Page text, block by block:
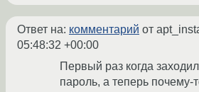
Ответ на: комментарий от
05:48:32 +00:00
Первый раз когда
пароль, а теперь почему-